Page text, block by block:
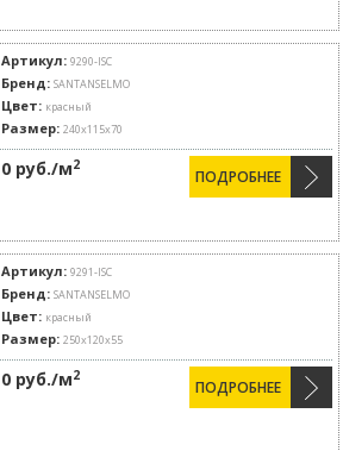
Артикул: 9290-ISC
Бренд: SANTANSELMO
Цвет: красный
Размер: 240x115x70
0 руб./м2
ПОДРОБНЕЕ
Артикул: 9291-ISC
Бренд: SANTANSELMO
Цвет: красный
Размер: 250x120x55
0 руб./м2
ПОДРОБНЕЕ